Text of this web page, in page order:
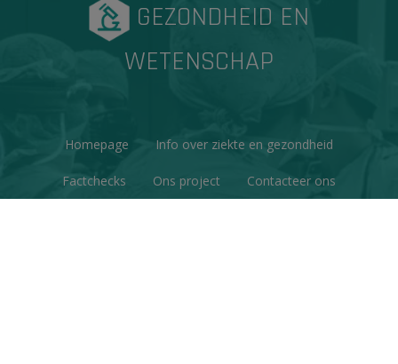
GEZONDHEID EN
WETENSCHAP
Homepage Info over ziekte en gezondheid
Factchecks Ons project Contacteer ons